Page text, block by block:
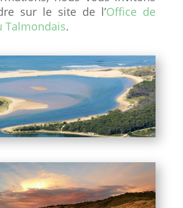
sur le site de l’Office de
Talmondais.